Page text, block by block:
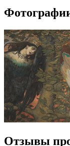
Отзывы